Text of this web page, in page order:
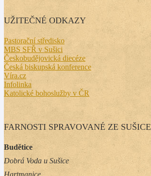
UŽITEČNÉ ODKAZY
Pastorační středisko
MBS SFŘ v Sušici
Českobudějovická diecéze
Česká biskupská konference
Víra.cz
Infolinka
Katolické bohoslužby v ČR
FARNOSTI SPRAVOVANÉ ZE SUŠICE
Budětice
Dobrá Voda u Sušice
Hartmanice